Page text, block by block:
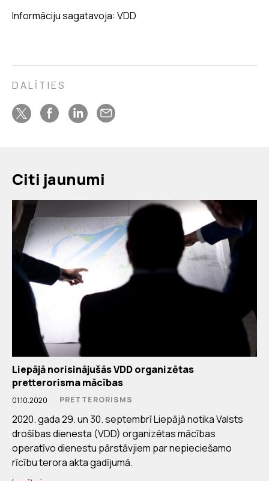
Informāciju sagatavoja: VDD
DALĪTIES
Citi jaunumi
Liepājā norisinājušās VDD organizētas
pretterorisma mācības
01.10.2020 PRETTERORISMS
2020. gada 29. un 30. septembrī Liepājā notika Valsts
drošības dienesta (VDD) organizētas mācības
operatīvo dienestu pārstāvjiem par nepieciešamo
rīcību terora akta gadījumā.